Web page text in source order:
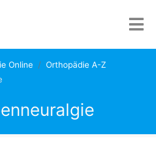
Online
Orthopädie A-Z